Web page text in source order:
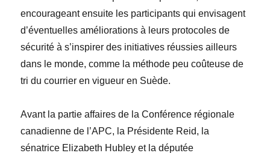
encourageant ensuite les participants qui envisagent
d’éventuelles améliorations à leurs protocoles de
sécurité à s’inspirer des initiatives réussies ailleurs
dans le monde, comme la méthode peu coûteuse de
tri du courrier en vigueur en Suède.
Avant la partie affaires de la Conférence régionale
canadienne de l’APC, la Présidente Reid, la
sénatrice Elizabeth Hubley et la députée